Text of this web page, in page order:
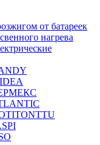
от батареек
нагрева